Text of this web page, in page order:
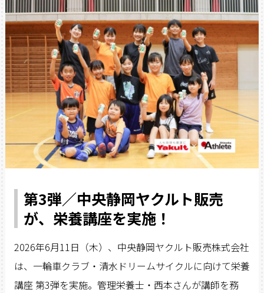
第3弾／中央静岡ヤクルト販売
が、栄養講座を実施！
2026年6月11日（木）、中央静岡ヤクルト販売株式会社
は、一輪車クラブ・清水ドリームサイクルに向けて栄養
講座 第3弾を実施。管理栄養士・西本さんが講師を務